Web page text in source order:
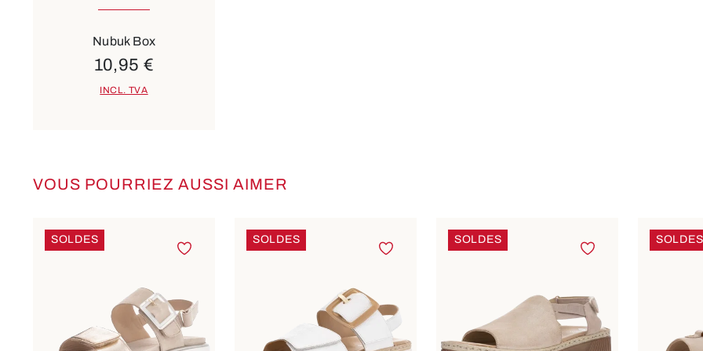
Nubuk Box
10,95 €
INCL. TVA
Ignorer la galerie de produits
VOUS POURRIEZ AUSSI AIMER
SOLDES SOLDES SOLDES SOLDES